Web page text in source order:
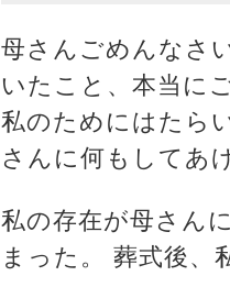
母さんごめんなさ
いたこと、本当に
私のためにはたら
さんに何もしてあ
私の存在が母さん
まった。 葬式後、